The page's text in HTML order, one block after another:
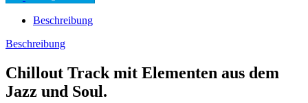
Beschreibung
Beschreibung
Chillout Track mit Elementen aus dem
Jazz und Soul.